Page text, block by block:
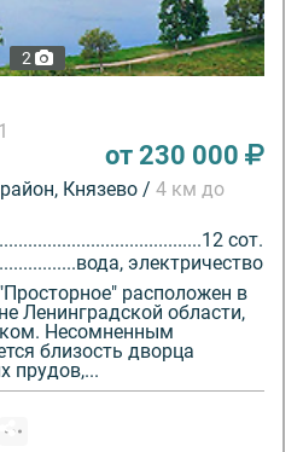
2
от 230 000
Князево / 4 км до
12 сот.
вода, электричество
расположен в
Ленинградской области,
Несомненным
близость дворца
прудов,...